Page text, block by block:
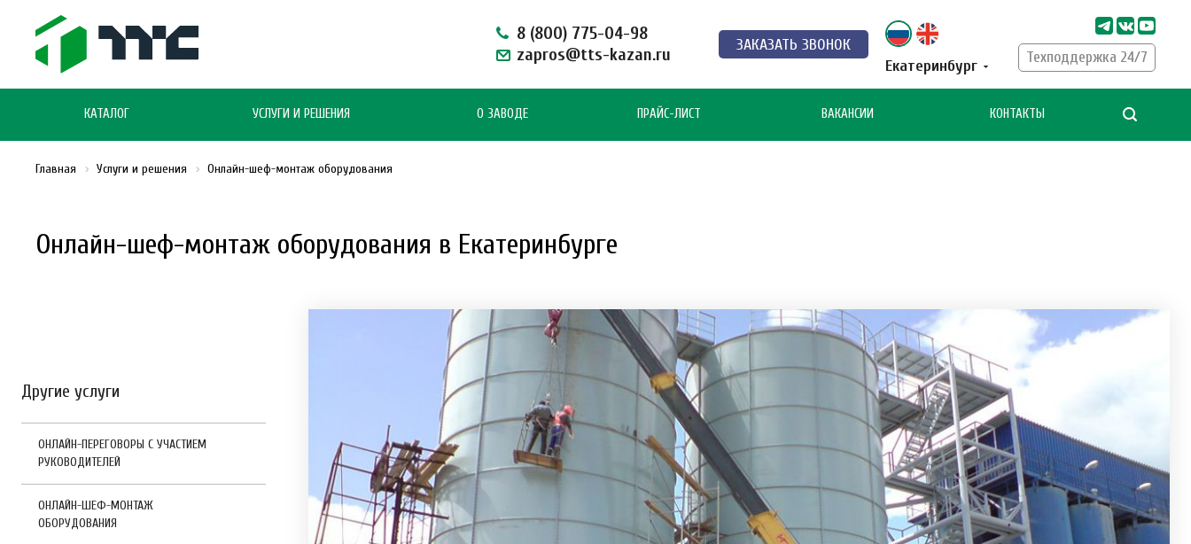
8 (800) 775-04-98
zapros@tts-kazan.ru
ЗАКАЗАТЬ ЗВОНОК
Екатеринбург
Техподдержка 24/7
КАТАЛОГ УСЛУГИ И РЕШЕНИЯ О ЗАВОДЕ ПРАЙС-ЛИСТ ВАКАНСИИ КОНТАКТЫ
Онлайн-шеф-монтаж оборудования в Екатеринбурге
Главная Услуги и решения Онлайн-шеф-монтаж оборудования
Другие услуги
ОНЛАЙН-ПЕРЕГОВОРЫ С УЧАСТИЕМ
РУКОВОДИТЕЛЕЙ
ОНЛАЙН-ШЕФ-МОНТАЖ
ОБОРУДОВАНИЯ